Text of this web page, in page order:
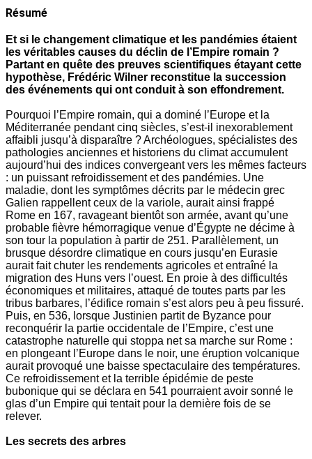
Résumé
Et si le changement climatique et les pandémies étaient
les véritables causes du déclin de l’Empire romain ?
Partant en quête des preuves scientifiques étayant cette
hypothèse, Frédéric Wilner reconstitue la succession
des événements qui ont conduit à son effondrement.
Pourquoi l’Empire romain, qui a dominé l’Europe et la
Méditerranée pendant cinq siècles, s’est-il inexorablement
affaibli jusqu’à disparaître ? Archéologues, spécialistes des
pathologies anciennes et historiens du climat accumulent
aujourd’hui des indices convergeant vers les mêmes facteurs
: un puissant refroidissement et des pandémies. Une
maladie, dont les symptômes décrits par le médecin grec
Galien rappellent ceux de la variole, aurait ainsi frappé
Rome en 167, ravageant bientôt son armée, avant qu’une
probable fièvre hémorragique venue d’Égypte ne décime à
son tour la population à partir de 251. Parallèlement, un
brusque désordre climatique en cours jusqu’en Eurasie
aurait fait chuter les rendements agricoles et entraîné la
migration des Huns vers l’ouest. En proie à des difficultés
économiques et militaires, attaqué de toutes parts par les
tribus barbares, l’édifice romain s’est alors peu à peu fissuré.
Puis, en 536, lorsque Justinien partit de Byzance pour
reconquérir la partie occidentale de l’Empire, c’est une
catastrophe naturelle qui stoppa net sa marche sur Rome :
en plongeant l’Europe dans le noir, une éruption volcanique
aurait provoqué une baisse spectaculaire des températures.
Ce refroidissement et la terrible épidémie de peste
bubonique qui se déclara en 541 pourraient avoir sonné le
glas d’un Empire qui tentait pour la dernière fois de se
relever.
Les secrets des arbres